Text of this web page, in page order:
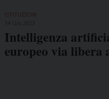
ISTITUZIONI
Intelligenza
europeo via libera